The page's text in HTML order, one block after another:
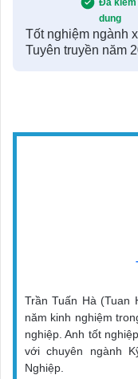
Đã kiểm
dung
Tốt nghiệm ngành
Tuyên truyền năm
Trần Tuấn Hà
năm kinh nghiệm
nghiệp. Anh tốt
với chuyên ngành
Nghiệp.